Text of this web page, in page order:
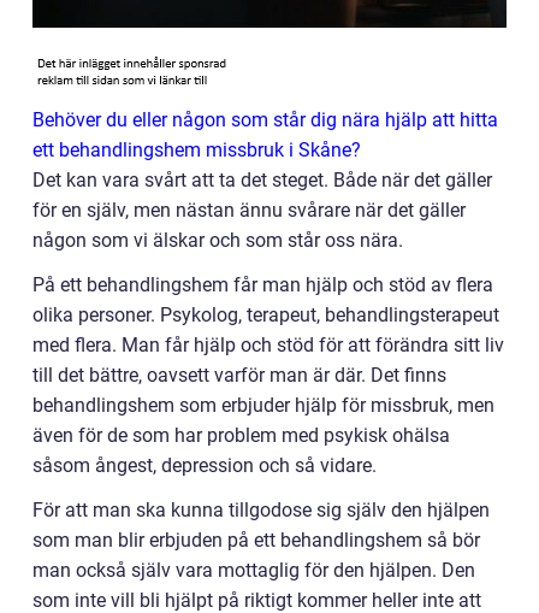
Behöver du eller någon som står dig nära hjälp att hitta
ett behandlingshem missbruk i Skåne?
Det kan vara svårt att ta det steget. Både när det gäller
för en själv, men nästan ännu svårare när det gäller
någon som vi älskar och som står oss nära.
På ett behandlingshem får man hjälp och stöd av flera
olika personer. Psykolog, terapeut, behandlingsterapeut
med flera. Man får hjälp och stöd för att förändra sitt liv
till det bättre, oavsett varför man är där. Det finns
behandlingshem som erbjuder hjälp för missbruk, men
även för de som har problem med psykisk ohälsa
såsom ångest, depression och så vidare.
För att man ska kunna tillgodose sig själv den hjälpen
som man blir erbjuden på ett behandlingshem så bör
man också själv vara mottaglig för den hjälpen. Den
som inte vill bli hjälpt på riktigt kommer heller inte att